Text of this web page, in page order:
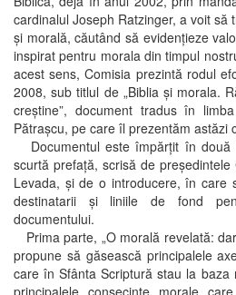
cardinalul Joseph Ratzinger, a voit să
şi morală, căutând să evidenţieze
inspirat pentru morala din timpul
acest sens, Comisia prezintă rodul
2008, sub titlul de „Biblia şi morala.
creştine”, document tradus în
Pătraşcu, pe care îl prezentăm astăzi
Documentul este împărţit în două
scurtă prefaţă, scrisă de preşedintele
Levada, şi de o introducere, în care
destinatarii şi liniile de fond
documentului.
Prima parte, „O morală revelată:
propune să găsească principalele
care în Sfânta Scriptură stau la